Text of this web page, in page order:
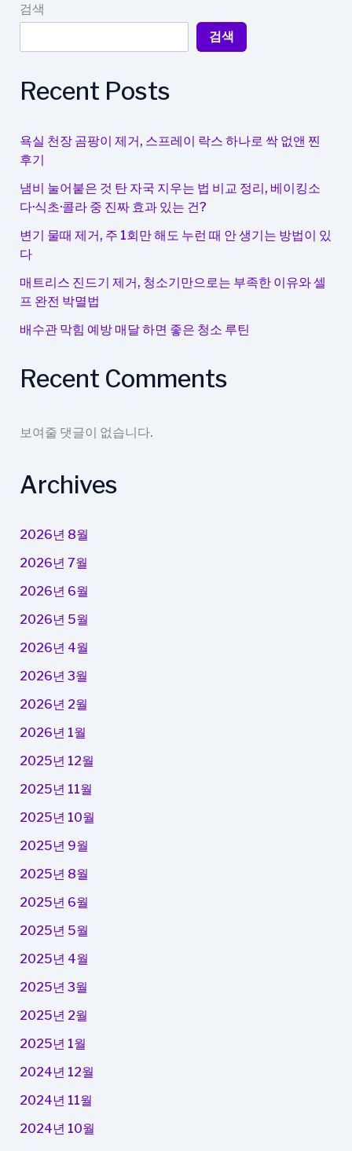
지,
기
여
주
생
활
꿀
검색
검색
Recent Posts
욕실 천장 곰팡이 제거, 스프레이 락스 하나로 싹 없앤 찐
후기
냄비 눌어붙은 것 탄 자국 지우는 법 비교 정리, 베이킹소
다·식초·콜라 중 진짜 효과 있는 건?
변기 물때 제거, 주 1회만 해도 누런 때 안 생기는 방법이 있
다
매트리스 진드기 제거, 청소기만으로는 부족한 이유와 셀
프 완전 박멸법
배수관 막힘 예방 매달 하면 좋은 청소 루틴
Recent Comments
보여줄 댓글이 없습니다.
Archives
2026년 8월
2026년 7월
2026년 6월
2026년 5월
2026년 4월
2026년 3월
2026년 2월
2026년 1월
2025년 12월
2025년 11월
2025년 10월
2025년 9월
2025년 8월
2025년 6월
2025년 5월
2025년 4월
2025년 3월
2025년 2월
2025년 1월
2024년 12월
2024년 11월
2024년 10월